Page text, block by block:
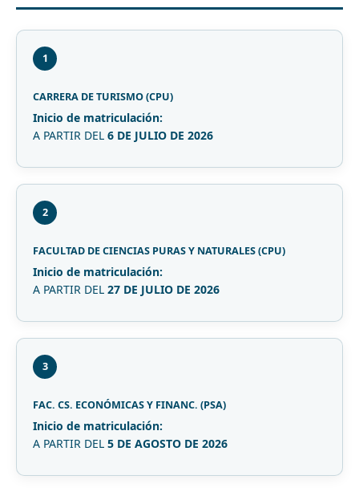
1
CARRERA DE TURISMO (CPU)
Inicio de matriculación:
A PARTIR DEL 6 DE JULIO DE 2026
2
FACULTAD DE CIENCIAS PURAS Y NATURALES (CPU)
Inicio de matriculación:
A PARTIR DEL 27 DE JULIO DE 2026
3
FAC. CS. ECONÓMICAS Y FINANC. (PSA)
Inicio de matriculación:
A PARTIR DEL 5 DE AGOSTO DE 2026